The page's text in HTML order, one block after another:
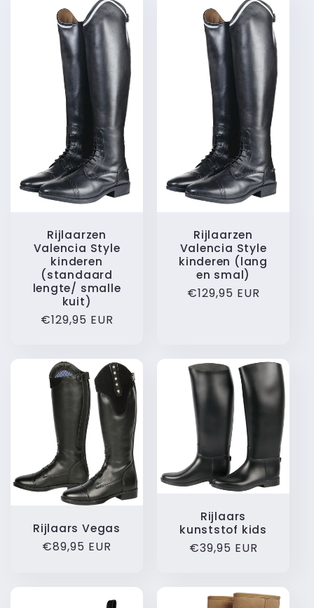
Rijlaarzen
Valencia Style
kinderen
(standaard
lengte/ smalle
kuit)
Normale
€129,95 EUR
Rijlaarzen
Valencia Style
kinderen (lang
en smal)
Normale
€129,95 EUR
Rijlaars Vegas
Normale
€89,95 EUR
Rijlaars
kunststof kids
Normale
€39,95 EUR